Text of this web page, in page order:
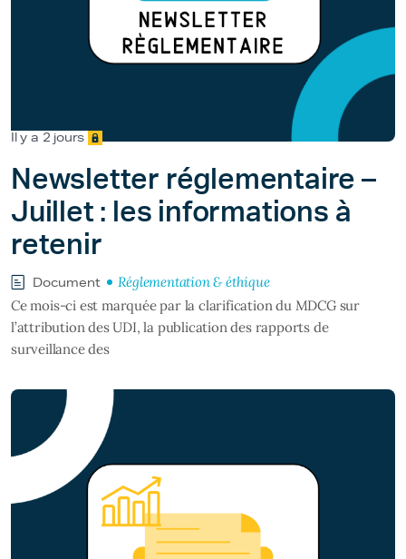
Il y a 2 jours
Newsletter réglementaire –
Juillet : les informations à
retenir
Document
Réglementation & éthique
Ce mois-ci est marquée par la clarification du MDCG sur
l’attribution des UDI, la publication des rapports de
surveillance des